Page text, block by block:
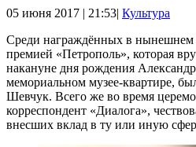
05 июня 2017 | 21:53| Культура
Среди награждённых в нынешнем
премией «Петрополь», которая
накануне дня рождения
мемориальном музее-квартире,
Шевчук. Всего же во время
корреспондент «Диалога»,
внесших вклад в ту или иную